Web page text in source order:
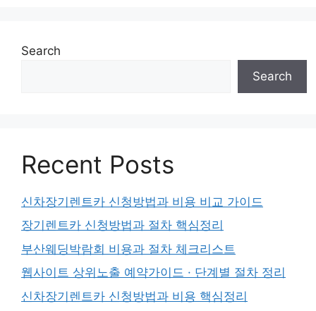
Search
Search
Recent Posts
신차장기렌트카 신청방법과 비용 비교 가이드
장기렌트카 신청방법과 절차 핵심정리
부산웨딩박람회 비용과 절차 체크리스트
웹사이트 상위노출 예약가이드 · 단계별 절차 정리
신차장기렌트카 신청방법과 비용 핵심정리